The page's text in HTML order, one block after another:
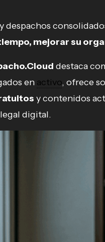
despachos
mejorar su
destaca
en activo, ofrece
y contenidos
digital.